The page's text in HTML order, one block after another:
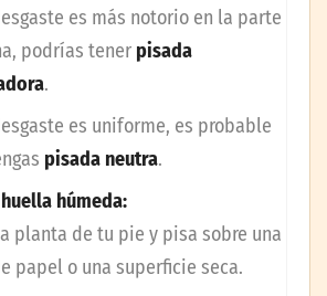
es más notorio en la parte
podrías tener pisada
.
es uniforme, es probable
pisada neutra.
húmeda:
planta de tu pie y pisa sobre una
papel o una superficie seca.